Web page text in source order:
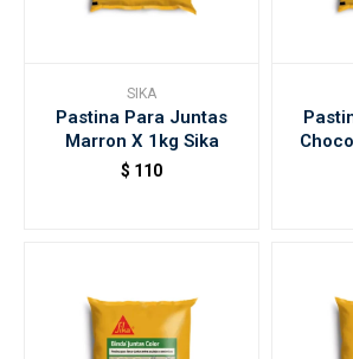
SIKA
Pastina Para Juntas
Marron X 1kg Sika
$ 110
Accesorios
Trabaja con nosotros